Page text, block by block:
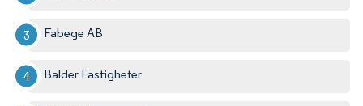
Fabege AB
Balder Fastigheter